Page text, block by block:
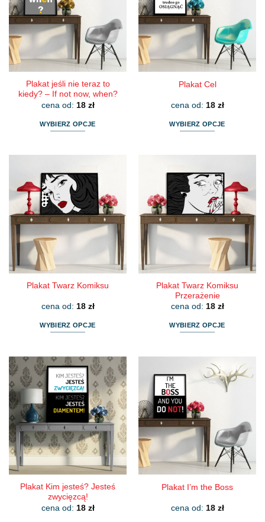
można
wybrać
na
stronie
produktu
można
wybrać
na
stronie
produktu
Plakat jeśli nie teraz to
kiedy? – If not now, when?
cena od: 18 zł
WYBIERZ OPCJE
wiele
wariantów.
Opcje
można
wybrać
produktu
Plakat Cel
cena od: 18 zł
WYBIERZ OPCJE
wiele
wariantów.
Opcje
można
wybrać
na
stronie
produktu
Plakat Twarz Komiksu
cena od: 18 zł
WYBIERZ OPCJE
ma
wiele
wariantów.
Opcje
można
wybrać
na
stronie
produktu
Plakat Twarz Komiksu
Przerażenie
cena od: 18 zł
WYBIERZ OPCJE
wiele
wariantów.
Opcje
można
wybrać
na
stronie
produktu
Plakat Kim jesteś? Jesteś
zwycięzcą!
cena od: 18 zł
Plakat I’m the Boss
cena od: 18 zł